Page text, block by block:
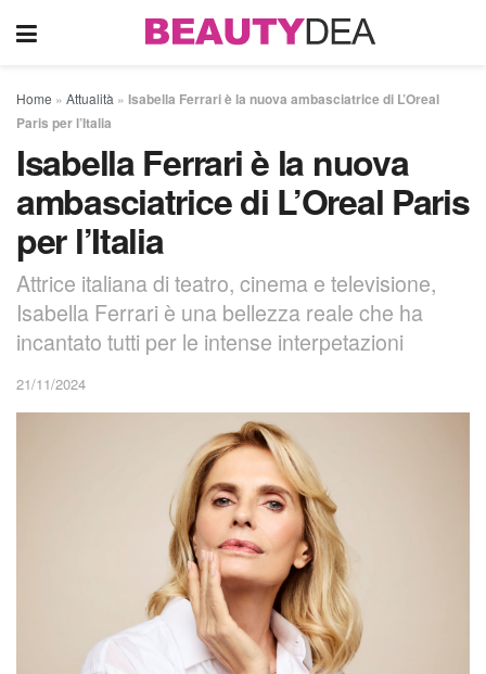
Home » Attualità » Isabella Ferrari è la nuova ambasciatrice di L’Oreal
Paris per l’Italia
Isabella Ferrari è la nuova
ambasciatrice di L’Oreal Paris
per l’Italia
Attrice italiana di teatro, cinema e televisione,
Isabella Ferrari è una bellezza reale che ha
incantato tutti per le intense interpetazioni
21/11/2024